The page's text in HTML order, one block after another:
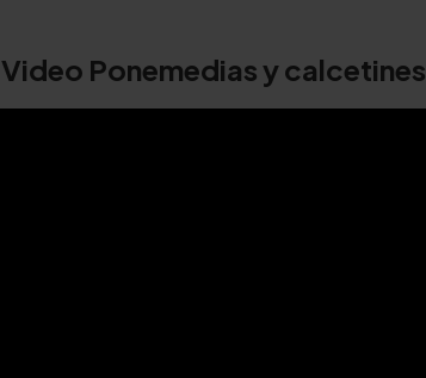
Video Ponemedias y calcetines